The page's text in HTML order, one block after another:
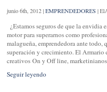
junio 6th, 2012|EMPRENDEDORES |
¿Estamos seguros de que la envidia
motor para superarnos como
malagueña, emprendedora ante
superación y crecimiento. El Armario
creativos On y Off line,
Seguir leyendo